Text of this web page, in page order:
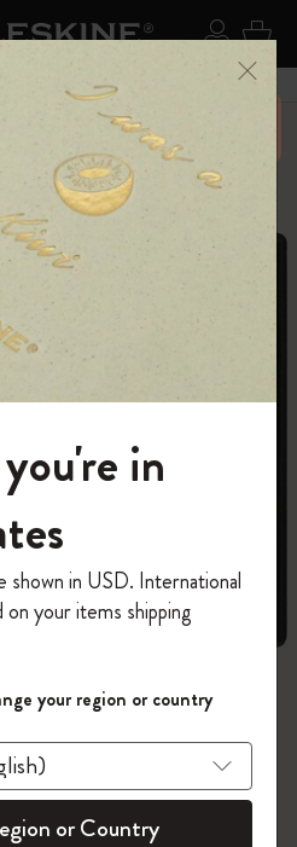
切替 ログ
ドなど) カ
購入で送料無料 メニ
Letters and Symbols
世界へようこそ
入力すると、初回注
無料になります。セ
ト品は適用外。
トを作成して限定オフ
らに多くのインスピ
に入れましょう。
会員登録 !
in
shown in USD. International
on your items shipping
your region or country
or Country